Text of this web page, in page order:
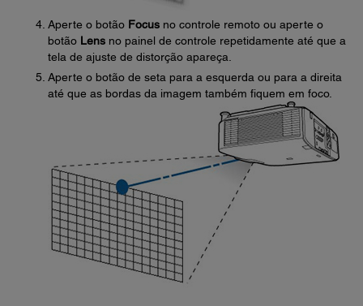
Aperte o botão Focus no controle remoto ou aperte o
botão Lens no painel de controle repetidamente até que a
tela de ajuste de distorção apareça.
Aperte o botão de seta para a esquerda ou para a direita
até que as bordas da imagem também fiquem em foco.